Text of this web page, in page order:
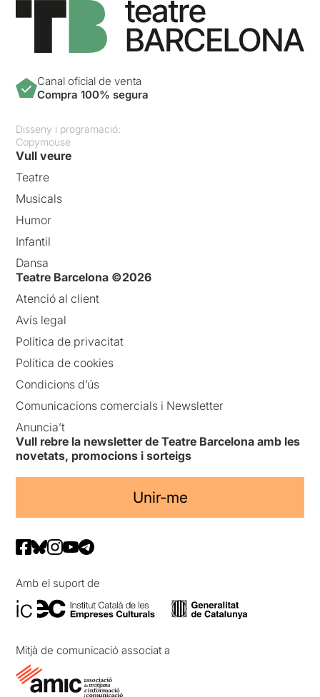
Canal oficial de venta
Compra 100% segura
Disseny i programació:
Copymouse
Vull veure
Teatre
Musicals
Humor
Infantil
Dansa
Teatre Barcelona ©2026
Atenció al client
Avís legal
Política de privacitat
Política de cookies
Condicions d’ús
Comunicacions comercials i Newsletter
Anuncia’t
Vull rebre la newsletter de Teatre Barcelona amb les
novetats, promocions i sorteigs
Unir-me
Amb el suport de
Mitjà de comunicació associat a